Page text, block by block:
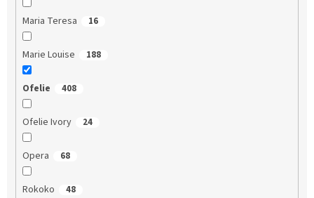
Maria Teresa 16
Marie Louise 188
Ofelie 408
Ofelie Ivory 24
Opera 68
Rokoko 48